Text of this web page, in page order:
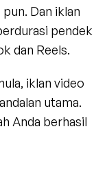
Dan iklan
pendek
dan Reels.
iklan video
utama.
Anda berhasil